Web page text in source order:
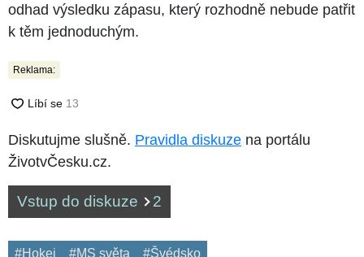
odhad výsledku zápasu, který rozhodně nebude patřit
k těm jednoduchým.
Reklama:
Diskutujme slušně. Pravidla diskuze na portálu
ŽivotvČesku.cz.
Vstup do diskuze 2
#Hokej #MS světa #Švédsko